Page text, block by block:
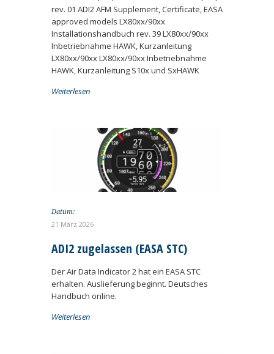
rev. 01 ADI2 AFM Supplement, Certificate, EASA
approved models LX80xx/90xx
Installationshandbuch rev. 39 LX80xx/90xx
Inbetriebnahme HAWK, Kurzanleitung
LX80xx/90xx LX80xx/90xx Inbetriebnahme
HAWK, Kurzanleitung S10x und SxHAWK
Weiterlesen
Datum:
21 März 2026
ADI2 zugelassen (EASA STC)
Der Air Data Indicator 2 hat ein EASA STC
erhalten. Auslieferung beginnt. Deutsches
Handbuch online.
Weiterlesen